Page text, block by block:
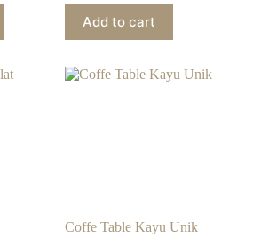
Add to cart
Coffe Table Kayu Unik